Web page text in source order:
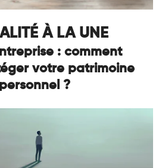
À LA UNE
: comment
votre patrimoine
personnel ?